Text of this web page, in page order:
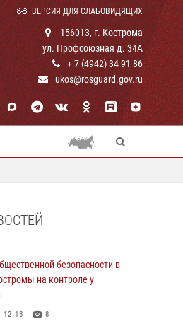
ВЕРСИЯ ДЛЯ СЛАБОВИДЯЩИХ
156013, г. Кострома
ул. Профсоюзная д. 34А
+ 7 (4942) 34-91-86
ukos@rosguard.gov.ru
безопасности в
на контроле у
12:18 8